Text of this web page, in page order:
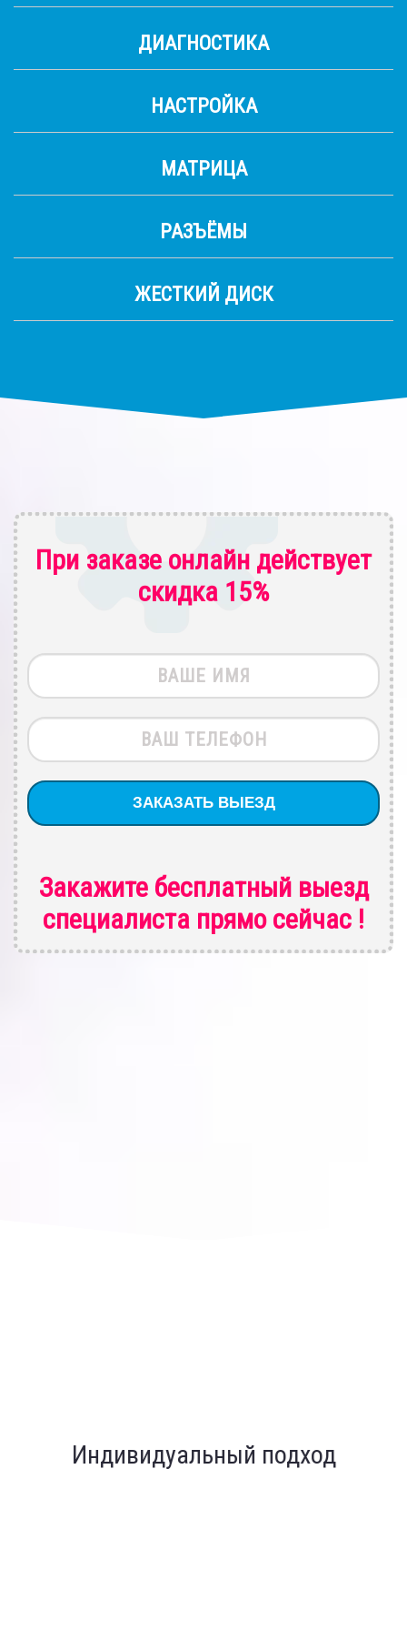
ДИАГНОСТИКА
НАСТРОЙКА
МАТРИЦА
РАЗЪЁМЫ
ЖЕСТКИЙ ДИСК
При заказе онлайн действует
скидка 15%
Закажите бесплатный выезд
специалиста прямо сейчас !